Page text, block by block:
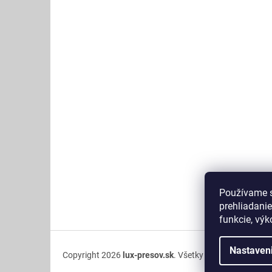
Používame
funkcie,
Copyright 2026 lux-presov.sk. Všetky práva vyhradené.